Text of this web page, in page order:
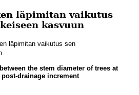
läpimitan vaikutus
kasvuun
läpimitan vaikutus sen
the stem diameter of trees at
drainage increment